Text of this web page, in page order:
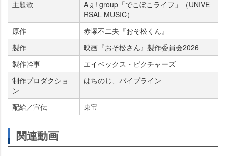
主題歌
Aぇ! group「でこぼこライフ」（UNIVE
RSAL MUSIC）
原作
赤塚不二夫『おそ松くん』
製作
映画『おそ松さん』製作委員会2026
製作幹事
エイベックス・ピクチャーズ
制作プロダクショ
ン
はちのじ、パイプライン
配給／宣伝 東宝
関連動画